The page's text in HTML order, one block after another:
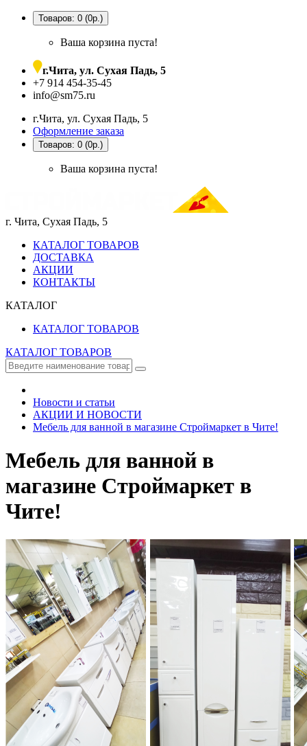
Товаров: 0 (0р.)
Ваша корзина пуста!
г.Чита, ул. Сухая Падь, 5
+7 914 454-35-45
info@sm75.ru
г.Чита, ул. Сухая Падь, 5
Оформление заказа
Товаров: 0 (0р.)
Ваша корзина пуста!
г. Чита, Сухая Падь, 5
КАТАЛОГ ТОВАРОВ
ДОСТАВКА
АКЦИИ
КОНТАКТЫ
КАТАЛОГ
КАТАЛОГ ТОВАРОВ
КАТАЛОГ ТОВАРОВ
Новости и статьи
АКЦИИ И НОВОСТИ
Мебель для ванной в магазине Строймаркет в Чите!
Мебель для ванной в
магазине Строймаркет в
Чите!